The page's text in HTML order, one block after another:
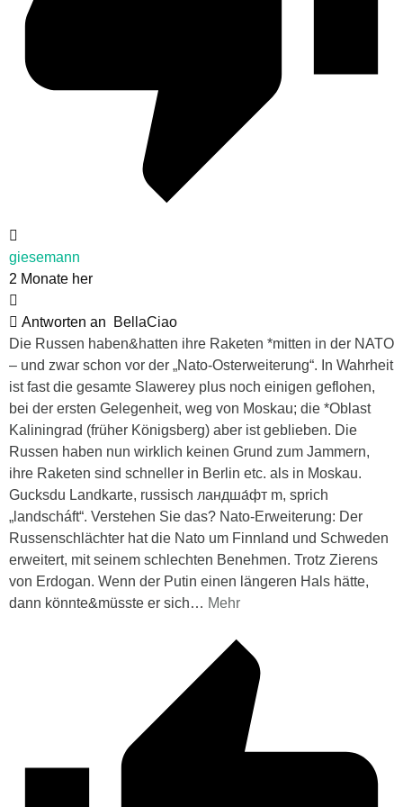
giesemann
2 Monate her
Antworten an
BellaCiao
Die Russen haben&hatten ihre Raketen *mitten in der NATO
– und zwar schon vor der „Nato-Osterweiterung“. In Wahrheit
ist fast die gesamte Slawerey plus noch einigen geflohen,
bei der ersten Gelegenheit, weg von Moskau; die *Oblast
Kaliningrad (früher Königsberg) aber ist geblieben. Die
Russen haben nun wirklich keinen Grund zum Jammern,
ihre Raketen sind schneller in Berlin etc. als in Moskau.
Gucksdu Landkarte, russisch ландша́фт m, sprich
„landscháft“. Verstehen Sie das? Nato-Erweiterung: Der
Russenschlächter hat die Nato um Finnland und Schweden
erweitert, mit seinem schlechten Benehmen. Trotz Zierens
von Erdogan. Wenn der Putin einen längeren Hals hätte,
dann könnte&müsste er sich… Mehr